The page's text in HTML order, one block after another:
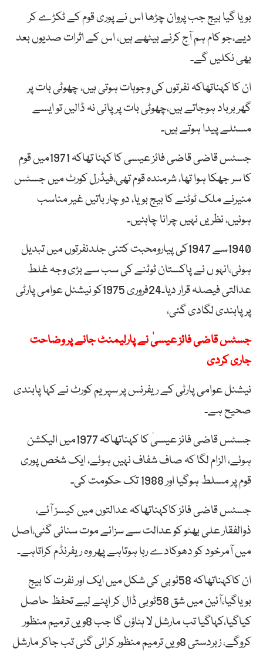
بویا گیا بیج جب پروان چڑھا اس نے پوری قوم کے ٹکڑے کر
دیے،جو کام ہم آج کرنے بیٹھے ہیں، اس کے اثرات صدیوں بعد
بھی نکلیں گے۔
ان کا کہناتھاکہ نفرتوں کی وجوہات ہوتی ہیں، چھوٹی بات پر
گھر برباد ہوجاتے ہیں،چھوٹی بات پر پانی نہ ڈالیں تو ایسے
مسئلے پیدا ہوتے ہیں۔
جسٹس قاضی قاضی فائز عیسی کا کہنا تھاکہ 1971میں قوم
کا سر جھکا ہوا تھا، شرمندہ قوم تھی،فیڈرل کورٹ میں جسٹس
منیرنے ملک ٹوٹنے کا بیج بویا، دو چار باتیں غیر مناسب
ہوئیں، نظریں نہیں چرانا چاہئیں۔
1940سے 1947کی پیارومحبت کتنی جلدنفرتوں میں تبدیل
ہوئی،انہو ں نے پاکستان ٹوٹنے کی سب سے بڑی وجہ غلط
عدالتی فیصلہ قرار دیا۔24فروری 1975کو نیشنل عوامی پارٹی
پر پابندی لگادی گئی،
جسٹس قاضی فائز عیسیٰ نے پارلیمنٹ جانے پر وضاحت
جاری کردی
نیشنل عوامی پارٹی کے ریفرنس پر سپریم کورٹ نے کہا پابندی
صحیح ہے۔
جسٹس قاضی فائز عیسیٰ کا کہناتھاکہ 1977میں الیکشن
ہوئے، الزام لگا کہ صاف شفاف نہیں ہوئے، ایک شخص پوری
قوم پر مسلط ہوگیا اور 1988 تک حکومت کی۔
جسٹس قاضی فائز کاکہناتھاکہ عدالتوں میں کیسز آئے،
ذوالفقار علی بھٹو کو عدالت سے سزائے موت سنائی گئی،اصل
میں آمرخود کو دھوکادے رہا ہوتاہے پھر وہ ریفرنڈم کراتاہے۔
ان کاکہناتھاکہ 58ٹوبی کی شکل میں ایک اور نفرت کا بیج
بویاگیا،آئین میں شق 58ٹوبی ڈال کر اپنے لیے تحفظ حاصل
کیاگیا،کہاگیا تب مارشل لا ہٹاؤں گا جب 8ویں ترمیم منظور
کروگے، زبردستی 8ویں ترمیم منظور کرائی گئی تب جاکر مارشل